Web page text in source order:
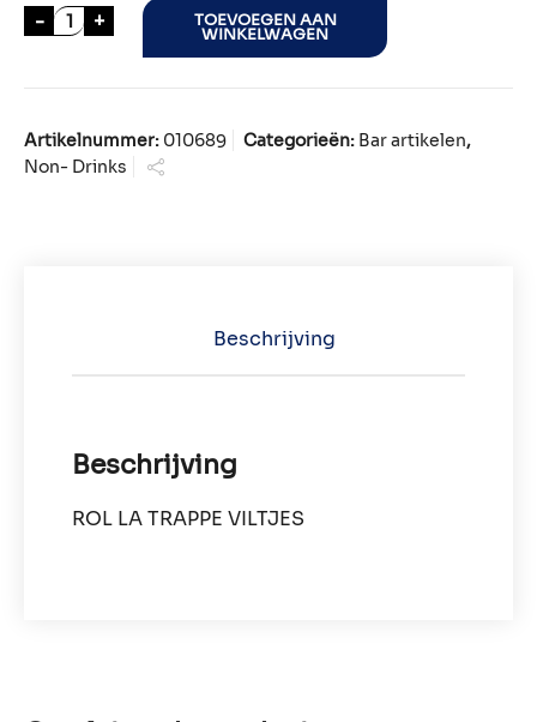
- ROL LA TRAPPE VILTJES aantal
+ TOEVOEGEN AAN
WINKELWAGEN
Artikelnummer: 010689 Categorieën: Bar artikelen,
Non- Drinks
Beschrijving
Beschrijving
ROL LA TRAPPE VILTJES